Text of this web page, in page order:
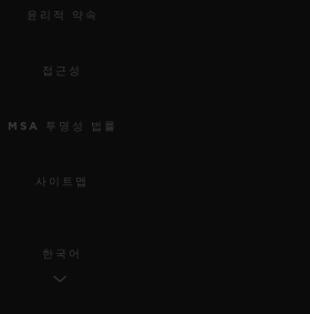
윤리적 약속
접근성
MSA 투명성 법률
사이트맵
한국어